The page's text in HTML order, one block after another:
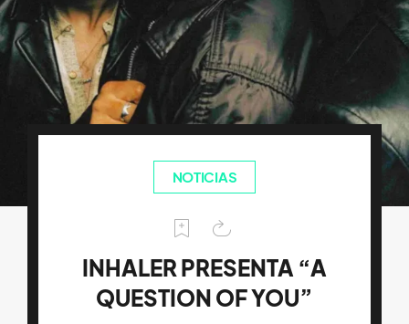
NOTICIAS
INHALER PRESENTA “A
QUESTION OF YOU”